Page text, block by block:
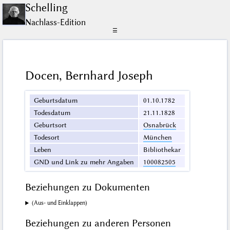
Schelling
Nachlass-Edition
☰
Docen, Bernhard Joseph
Geburtsdatum
01.10.1782
Todesdatum
21.11.1828
Geburtsort
Osnabrück
Todesort
München
Leben
Bibliothekar
GND und Link zu mehr Angaben
100082505
Beziehungen zu Dokumenten
(Aus- und Einklappen)
Beziehungen zu anderen Personen